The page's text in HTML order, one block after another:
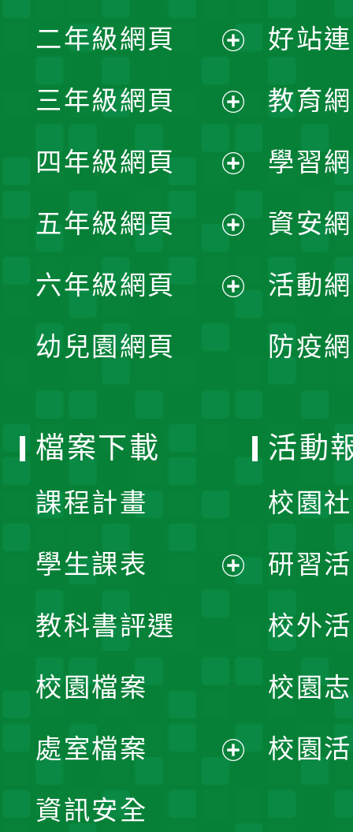
開
選
單
二年級網頁
開
選
單
三年級網頁
開
選
單
四年級網頁
開
選
五年級網頁
開
六年級網頁
幼兒園網頁
好站
教育
學習
資安
活動
防疫
檔案下載
課程計畫
學生課表
單
教科書評選
校園檔案
處室檔案
資訊安全
活動
校園
研習
校外
校園
校園